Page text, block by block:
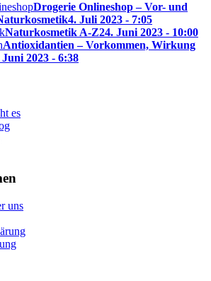
Drogerie Onlineshop – Vor- und
4. Juli 2023 - 7:05
Naturkosmetik A-Z24. Juni 2023 - 10:00
Antioxidantien – Vorkommen, Wirkung
Juni 2023 - 6:38
es
uns